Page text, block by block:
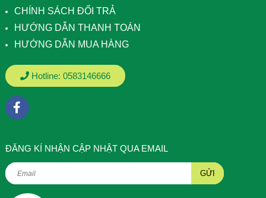
CHÍNH SÁCH ĐỔI TRẢ
HƯỚNG DẪN THANH TOÁN
HƯỚNG DẪN MUA HÀNG
Hotline: 0583146666
ÐĂNG KÍ NHẬN CẬP NHẬT QUA EMAIL
GỬI